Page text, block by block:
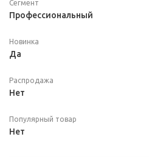
Сегмент
Профессиональный
Новинка
Да
Распродажа
Нет
Популярный товар
Нет